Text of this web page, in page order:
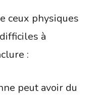
ceux physiques
à
:
peut avoir du